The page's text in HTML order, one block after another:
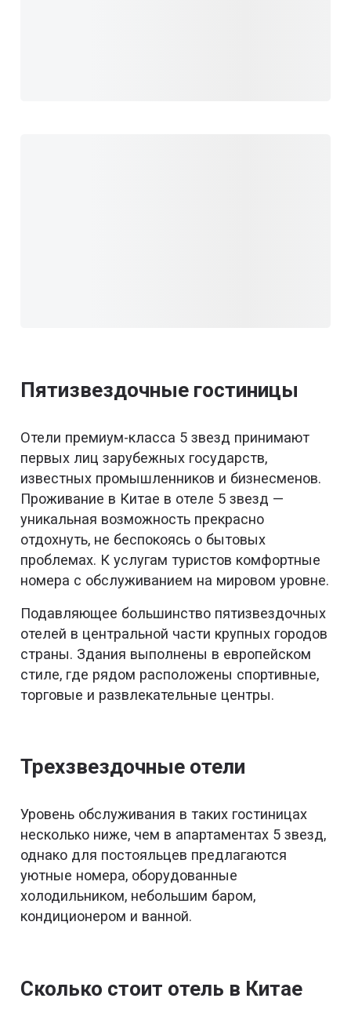
Пятизвездочные гостиницы
Отели премиум-класса 5 звезд принимают
первых лиц зарубежных государств,
известных промышленников и бизнесменов.
Проживание в Китае в отеле 5 звезд —
уникальная возможность прекрасно
отдохнуть, не беспокоясь о бытовых
проблемах. К услугам туристов комфортные
номера с обслуживанием на мировом уровне.
Подавляющее большинство пятизвездочных
отелей в центральной части крупных городов
страны. Здания выполнены в европейском
стиле, где рядом расположены спортивные,
торговые и развлекательные центры.
Трехзвездочные отели
Уровень обслуживания в таких гостиницах
несколько ниже, чем в апартаментах 5 звезд,
однако для постояльцев предлагаются
уютные номера, оборудованные
холодильником, небольшим баром,
кондиционером и ванной.
Сколько стоит отель в Китае